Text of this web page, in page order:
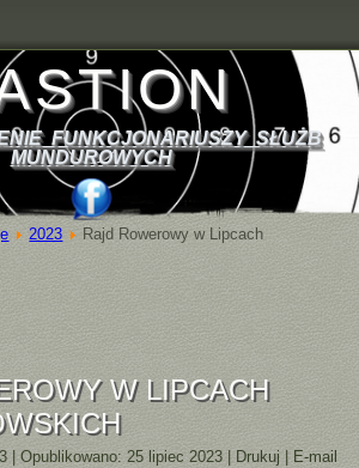
FUNKCJONARIUSZY SŁUŻB
MUNDUROWYCH
2023
Rajd Rowerowy w Lipcach
W LIPCACH
|Opublikowano: 25 lipiec 2023 Drukuj
E-mail